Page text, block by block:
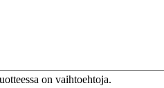
on vaihtoehtoja.